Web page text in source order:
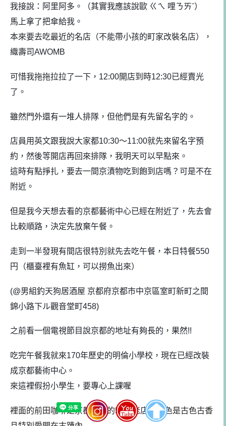
我接說：阿里阿多。（其實我應該說歐 ㄍㄟ 哩ㄋㄞˉ）
馬上拿了把傘給我。
本來要去吃最近的名店（不能帶小孩的町家改裝名店），
織壽司AWOMB
可惜我拖拖拉拉了一下，12:00開店到時12:30已經賣光
了。
雖然門外還有一堆人排隊，但他們是有先留名字的。
店員用英文跟我說大家都10:30～11:00就先來留名字預
約，然後等開店再回來排隊，我明天可以早點來。
這時有點掙扎，要去一間京漬物吃到飽到店嗎？可是不在
附近。
但是我今天想去看的京都藝術中心已經在附近了，先去會
比較順路，決定先放棄午餐。
走到一半發現有間店很特別就先去吃午餐，本日特餐550
円（櫃臺裡有魚缸，可以撈魚出來）
(@男組釣天狗居酒屋 京都府京都市中京區室町新町之間
錦小路下ル觀音堂町458)
之前看一個電視節目說京都的地址有夠長的，果然!!
吃完午餐我就來170年歷史的明倫小學校，現在已經改裝
成京都藝術中心。
來這裡假扮小學生，要專心上課喔
裡面的前田咖啡是京都有名的50年老店，特色是古色古香